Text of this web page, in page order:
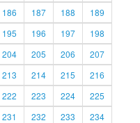
186 187 188
189
195 196 197
198
204 205 206
207
213 214 215
216
222 223 224
225
231 232 233
234